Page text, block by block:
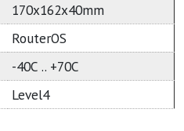
170x162x40mm
RouterOS
-40C .. +70C
Level4